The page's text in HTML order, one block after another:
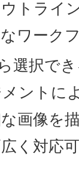
ウトライ
ワーク
選択で
メントに
画像を
く対応可